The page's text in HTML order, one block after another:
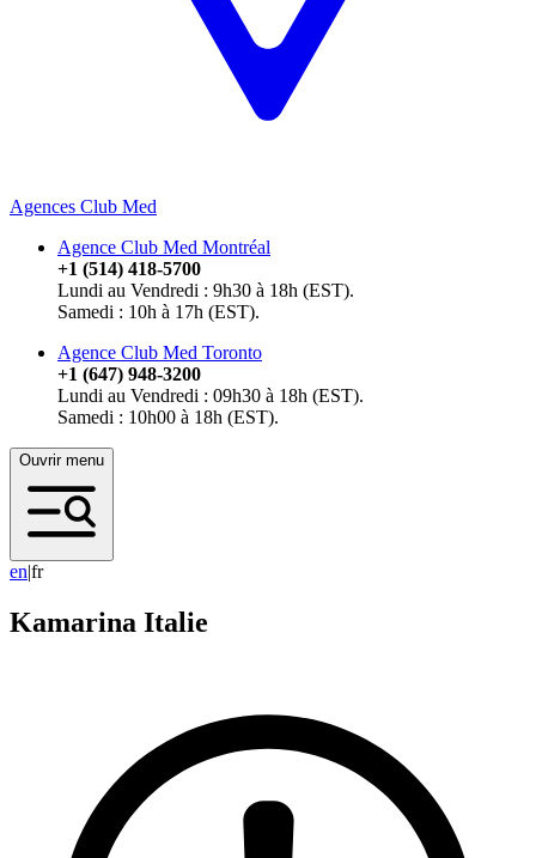
Agences Club Med
Agence Club Med Montréal
+1 (514) 418-5700
Lundi au Vendredi : 9h30 à 18h (EST).
Samedi : 10h à 17h (EST).
Agence Club Med Toronto
+1 (647) 948-3200
Lundi au Vendredi : 09h30 à 18h (EST).
Samedi : 10h00 à 18h (EST).
Ouvrir menu
en|fr
Kamarina Italie